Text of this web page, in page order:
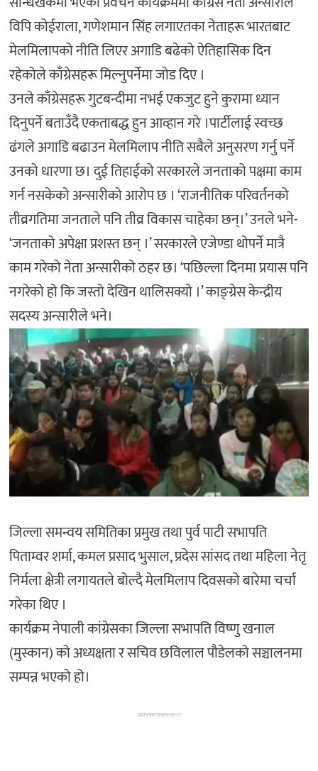
विपि कोईराला, गणेशमान सिंह लगाएतका नेताहरू भारतबाट
मेलमिलापको नीति लिएर अगाडि बढेको ऐतिहासिक दिन
रहेकोले काँग्रेसहरू मिल्नुपर्नेमा जोड दिए ।
उनले काँग्रेसहरू गुटबन्दीमा नभई एकजुट हुने कुरामा ध्यान
दिनुपर्ने बताउँदै एकताबद्ध हुन आव्हान गरे ।पार्टीलाई स्वच्छ
ढंगले अगाडि बढाउन मेलमिलाप नीति सबैले अनुसरण गर्नु पर्ने
उनको धारणा छ। दुई तिहाईको सरकारले जनताको पक्षमा काम
गर्न नसकेको अन्सारीको आरोप छ । ‘राजनीतिक परिवर्तनको
तीव्रगतिमा जनताले पनि तीव्र विकास चाहेका छन्।’ उनले भने-
‘जनताको अपेक्षा प्रशस्त छन् ।’ सरकारले एजेण्डा थोपर्ने मात्रै
काम गरेको नेता अन्सारीको ठहर छ। ‘पछिल्ला दिनमा प्रयास पनि
नगरेको हो कि जस्तो देखिन थालिसक्यो ।’ काङ्ग्रेस केन्द्रीय
सदस्य अन्सारीले भने।
जिल्ला समन्वय समितिका प्रमुख तथा पुर्व पाटी सभापति
पिताम्वर शर्मा, कमल प्रसाद भुसाल, प्रदेस सांसद तथा महिला नेतृ
निर्मला क्षेत्री लगायतले बोल्दै मेलमिलाप दिवसको बारेमा चर्चा
गरेका थिए ।
कार्यक्रम नेपाली कांग्रेसका जिल्ला सभापति विष्णु खनाल
(मुस्कान) को अध्यक्षता र सचिव छविलाल पौडेलको सञ्चालनमा
सम्पन्न भएको हो।
ADVERTISEMENT